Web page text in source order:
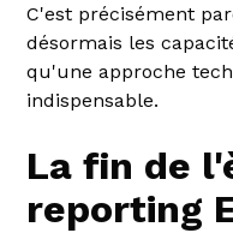
C'est précisément
désormais les
qu'une approche
indispensable.
La fin de
reporting